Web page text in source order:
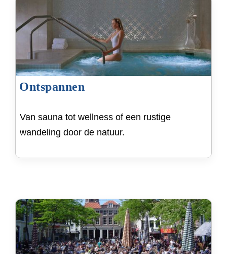
Ontspannen
Van sauna tot wellness of een rustige
wandeling door de natuur.